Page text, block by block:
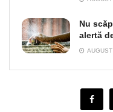
Nu
alertă